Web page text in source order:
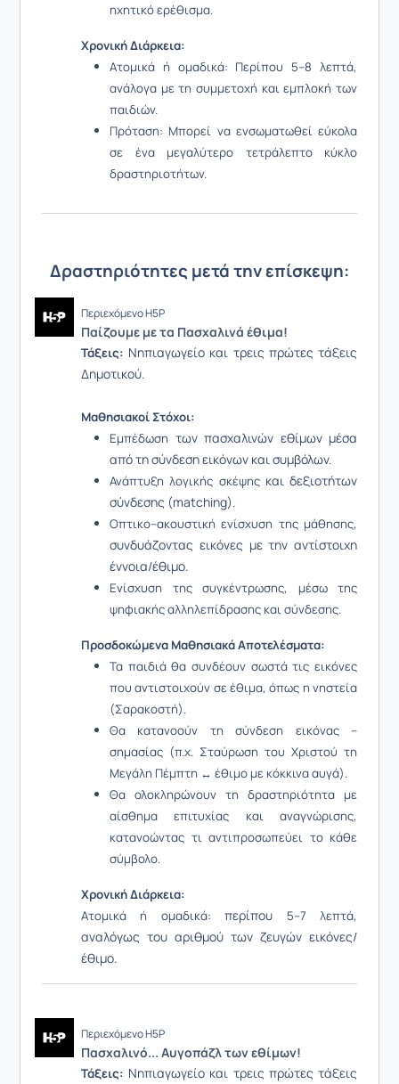
ηχητικό ερέθισμα.
Χρονική Διάρκεια:
Ατομικά ή ομαδικά: Περίπου 5–8 λεπτά,
ανάλογα με τη συμμετοχή και εμπλοκή των
παιδιών.
Πρόταση: Μπορεί να ενσωματωθεί εύκολα
σε ένα μεγαλύτερο τετράλεπτο κύκλο
δραστηριοτήτων.
Δραστηριότητες μετά την επίσκεψη:
Περιεχόμενο H5P
Παίζουμε με τα Πασχαλινά έθιμα!
Τάξεις: Νηπιαγωγείο και τρεις πρώτες τάξεις
Δημοτικού.
Μαθησιακοί Στόχοι:
Εμπέδωση των πασχαλινών εθίμων μέσα
από τη σύνδεση εικόνων και συμβόλων.
Ανάπτυξη λογικής σκέψηςκαι δεξιοτήτων
σύνδεσης (matching).
Οπτικο–ακουστική ενίσχυση της μάθησης,
συνδυάζοντας εικόνες με την αντίστοιχη
έννοια/έθιμο.
Ενίσχυση της συγκέντρωσης, μέσω της
ψηφιακής αλληλεπίδρασης και σύνδεσης.
Προσδοκώμενα Μαθησιακά Αποτελέσματα:
Τα παιδιά θα συνδέουν σωστά τις εικόνες
που αντιστοιχούν σε έθιμα, όπως η νηστεία
(Σαρακοστή).
Θα κατανοούν τη σύνδεση εικόνας –
σημασίας (π.χ. Σταύρωση του Χριστού τη
Μεγάλη Πέμπτη ↔ έθιμο με κόκκινα αυγά).
Θα ολοκληρώνουν τη δραστηριότητα με
αίσθημα επιτυχίας και αναγνώρισης,
κατανοώντας τι αντιπροσωπεύει το κάθε
σύμβολο.
Χρονική Διάρκεια:
Ατομικά ή ομαδικά: περίπου 5–7 λεπτά,
αναλόγως του αριθμού των ζευγών εικόνες/
έθιμο.
Περιεχόμενο H5P
Πασχαλινό... Αυγοπάζλ των εθίμων!
Τάξεις: Νηπιαγωγείο και τρεις πρώτες τάξεις